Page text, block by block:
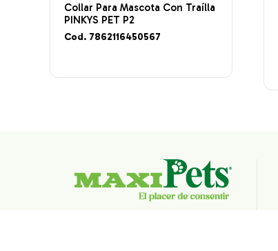
Collar Para Mascota Con Traílla
PINKYS PET P2
Cod. 7862116450567